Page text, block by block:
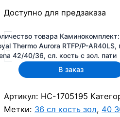
Доступно для предзаказа
-
товара
Thermo Aurora RTFP/P-AR40LS,
42/40/36, сл. кость с зол. пати
В заказ
Артикул: НС-1705195
Метки: 36 сл кость зол, 40